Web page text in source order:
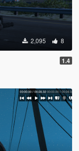
2,095 8
1.4